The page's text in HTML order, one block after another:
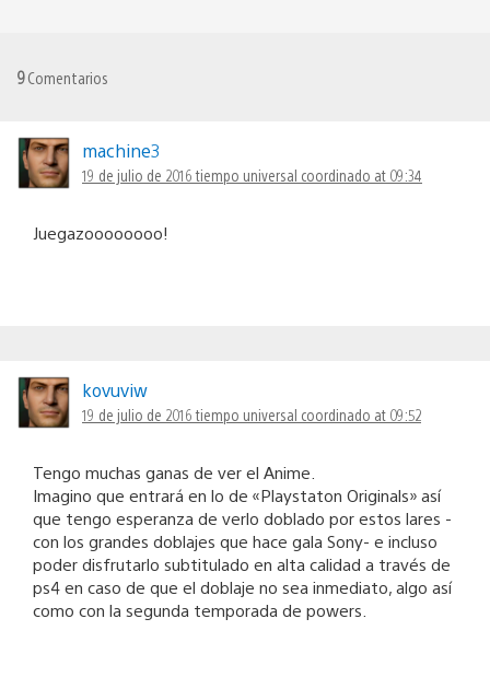
9Comentarios
machine3
19 de julio de 2016 tiempo universal coordinado at 09:34
Juegazoooooooo!
kovuviw
19 de julio de 2016 tiempo universal coordinado at 09:52
Tengo muchas ganas de ver el Anime.
Imagino que entrará en lo de «Playstaton Originals» así
que tengo esperanza de verlo doblado por estos lares -
con los grandes doblajes que hace gala Sony- e incluso
poder disfrutarlo subtitulado en alta calidad a través de
ps4 en caso de que el doblaje no sea inmediato, algo así
como con la segunda temporada de powers.